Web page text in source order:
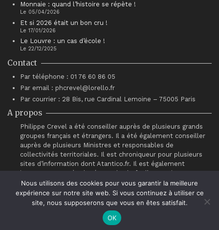
Monnaie : quand l’histoire se répète !
Le 05/04/2026
Et si 2026 était un bon cru !
Le 17/01/2026
Le Louvre : un cas d’école !
Le 22/12/2025
Contact
Par téléphone : 01 76 60 86 05
Par email : phcrevel@lorello.fr
Par courrier : 28 Bis, rue Cardinal Lemoine – 75005 Paris
A propos
Philippe Crevel a été conseiller auprès de plusieurs grands
groupes français et étrangers. Il a été également conseiller
auprès de plusieurs Ministres et responsables de
collectivités territoriales. Il est chroniqueur pour plusieurs
sites d’information dont Atantico.fr. Il est également
intervenant auprès du réseau de chefs d’entreprises
“Association pour le Progrès du Management” (APM).
© Philippe Crevel 2021.
Nous utilisons des cookies pour vous garantir la meilleure
expérience sur notre site web. Si vous continuez à utiliser ce
site, nous supposerons que vous en êtes satisfait.
OK